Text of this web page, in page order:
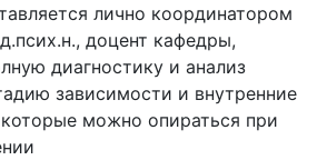
лично координатором
доцент кафедры,
диагностику и анализ
зависимости и внутренние
можно опираться при